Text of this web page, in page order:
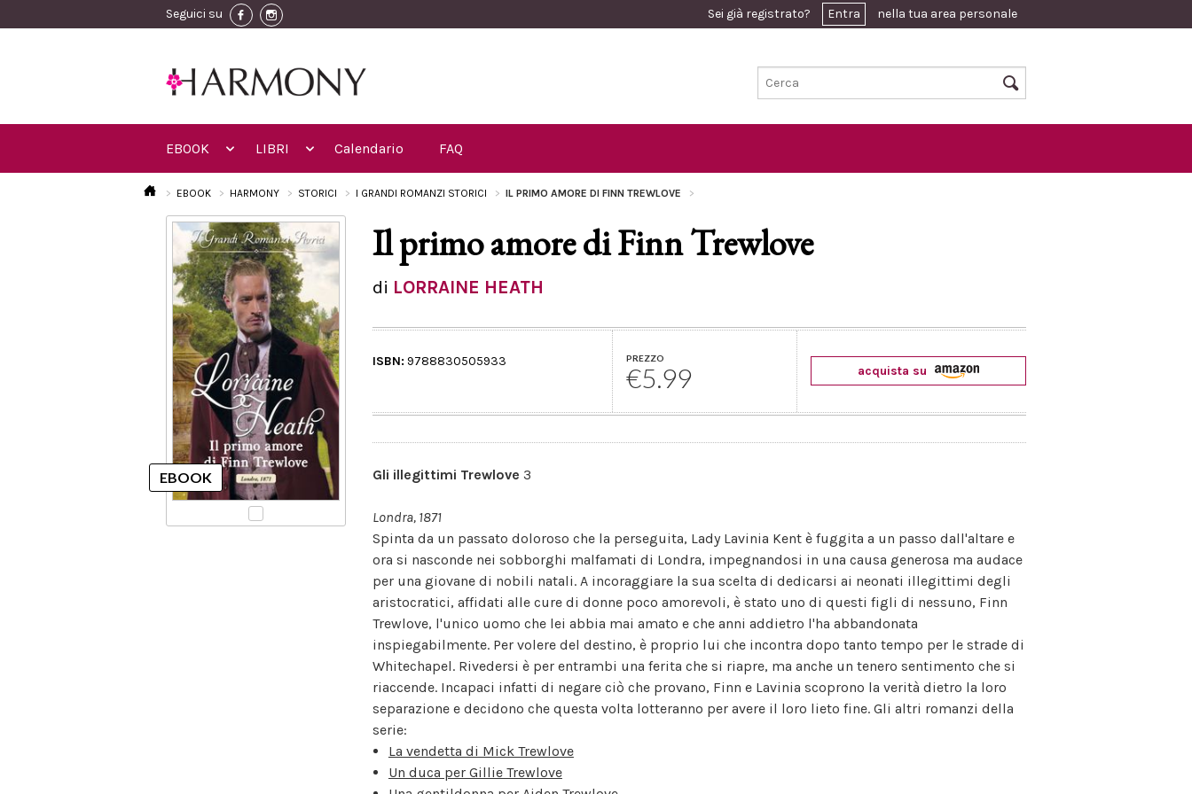
Seguici su Sei già registrato? Entra nella tua area personale
EBOOK LIBRI Calendario FAQ
EBOOK HARMONY STORICI I GRANDI ROMANZI STORICI IL PRIMO AMORE DI FINN TREWLOVE
Il primo amore di Finn Trewlove
di LORRAINE HEATH
ISBN: 9788830505933 PREZZO
€5.99 acquista su
Gli illegittimi Trewlove 3
Londra, 1871
Spinta da un passato doloroso che la perseguita, Lady Lavinia Kent è fuggita a un passo dall'altare e
ora si nasconde nei sobborghi malfamati di Londra, impegnandosi in una causa generosa ma audace
per una giovane di nobili natali. A incoraggiare la sua scelta di dedicarsi ai neonati illegittimi degli
aristocratici, affidati alle cure di donne poco amorevoli, è stato uno di questi figli di nessuno, Finn
Trewlove, l'unico uomo che lei abbia mai amato e che anni addietro l'ha abbandonata
inspiegabilmente. Per volere del destino, è proprio lui che incontra dopo tanto tempo per le strade di
Whitechapel. Rivedersi è per entrambi una ferita che si riapre, ma anche un tenero sentimento che si
riaccende. Incapaci infatti di negare ciò che provano, Finn e Lavinia scoprono la verità dietro la loro
separazione e decidono che questa volta lotteranno per avere il loro lieto fine. Gli altri romanzi della
serie:
La vendetta di Mick Trewlove
Un duca per Gillie Trewlove